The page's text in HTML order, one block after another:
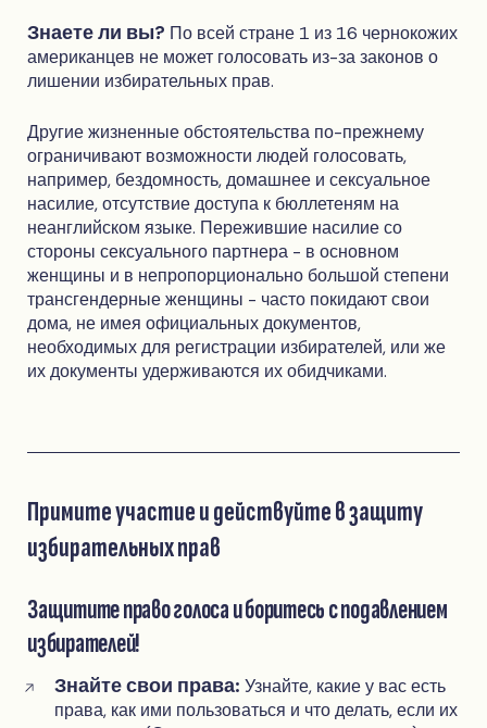
Знаете ли вы? По всей стране 1 из 16 чернокожих
американцев не может голосовать из-за законов о
лишении избирательных прав.
Другие жизненные обстоятельства по-прежнему
ограничивают возможности людей голосовать,
например, бездомность, домашнее и сексуальное
насилие, отсутствие доступа к бюллетеням на
неанглийском языке. Пережившие насилие со
стороны сексуального партнера - в основном
женщины и в непропорционально большой степени
трансгендерные женщины - часто покидают свои
дома, не имея официальных документов,
необходимых для регистрации избирателей, или же
их документы удерживаются их обидчиками.
Примите участие и действуйте в защиту
избирательных прав
Защитите право голоса и боритесь с подавлением
избирателей!
Знайте свои права:Узнайте, какие у вас есть
права, как ими пользоваться и что делать, если их